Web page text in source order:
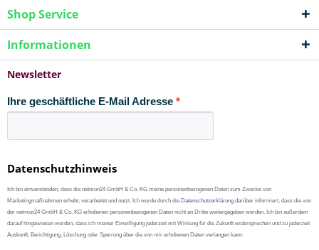
Shop Service
Informationen
Newsletter
Ihre geschäftliche E-Mail Adresse
Datenschutzhinweis
Ich bin einverstanden, dass die netmon24 GmbH & Co. KG meine personenbezogenen Daten zum Zwecke von
Marketingmaßnahmen erhebt, verarbeitet und nutzt. Ich wurde durch die Datenschutzerklärung darüber informiert, dass die von
der netmon24 GmbH & Co. KG erhobenen personenbezogenen Daten nicht an Dritte weitergegeben werden. Ich bin außerdem
darauf hingewiesen worden, dass ich meiner Einwilligung jederzeit mit Wirkung für die Zukunft widersprechen und zu jederzeit
Auskunft, Berichtigung, Löschung oder Sperrung über die von mir erhobenen Daten verlangen kann.